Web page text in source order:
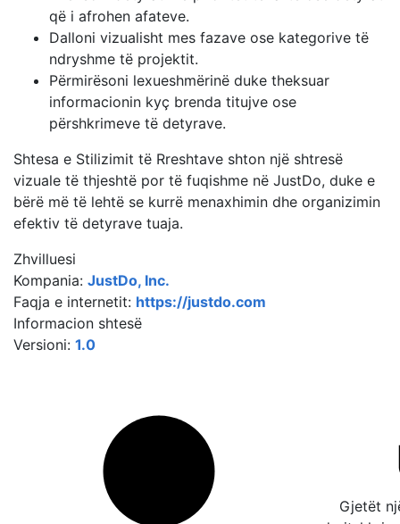
që i afrohen afateve.
Dalloni vizualisht mes fazave ose kategorive të
ndryshme të projektit.
Përmirësoni lexueshmërinë duke theksuar
informacionin kyç brenda titujve ose
përshkrimeve të detyrave.
Shtesa e Stilizimit të Rreshtave shton një shtresë
vizuale të thjeshtë por të fuqishme në JustDo, duke e
bërë më të lehtë se kurrë menaxhimin dhe organizimin
efektiv të detyrave tuaja.
Zhvilluesi
Kompania: JustDo, Inc.
Faqja e internetit: https://justdo.com
Informacion shtesë
Versioni: 1.0
Gjetët